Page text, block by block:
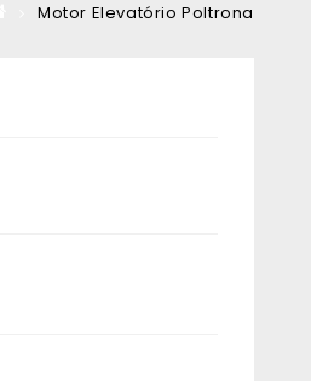
Motor Elevatório Poltrona